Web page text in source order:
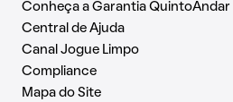
Conheça a Garantia QuintoAndar
Central de Ajuda
Canal Jogue Limpo
Compliance
Mapa do Site